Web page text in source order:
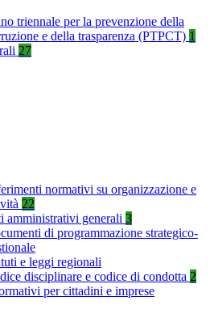
triennale per la prevenzione della
e della trasparenza (PTPCT) 1
27
normativi su organizzazione e
22
amministrativi generali 3
di programmazione strategico-
e leggi regionali
disciplinare e codice di condotta 2
per cittadini e imprese